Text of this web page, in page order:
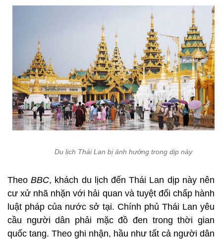
Du lịch Thái Lan bị ảnh hưởng trong dịp này
TheoBBC, khách du lịch đến Thái Lan dịp này nên
cư xử nhã nhặn với hải quan và tuyệt đối chấp hành
luật pháp của nước sở tại. Chính phủ Thái Lan yêu
cầu người dân phải mặc đồ đen trong thời gian
quốc tang. Theo ghi nhận, hầu như tất cả người dân